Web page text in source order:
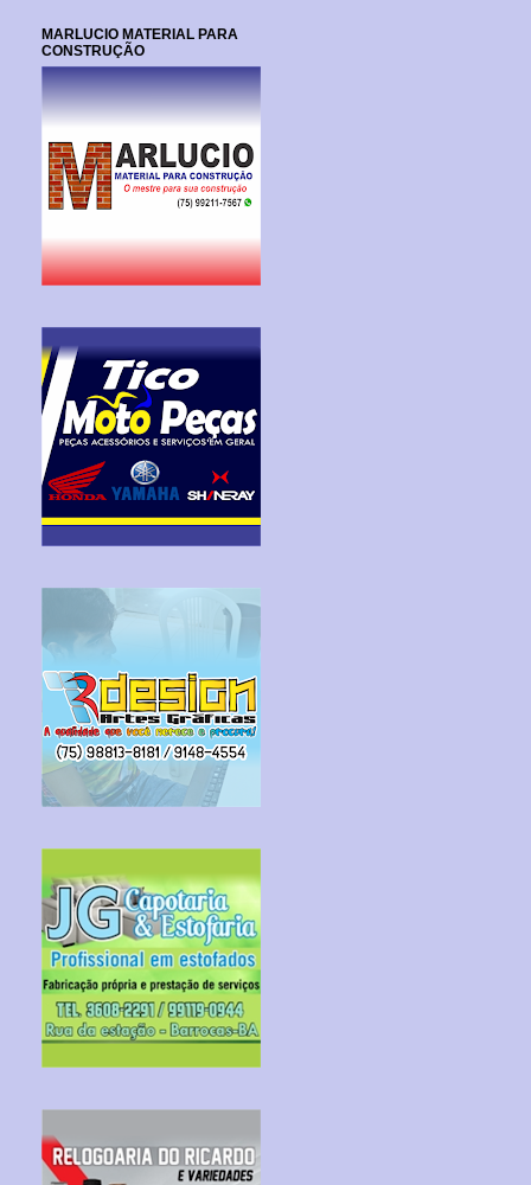
MARLUCIO MATERIAL PARA
CONSTRUÇÃO